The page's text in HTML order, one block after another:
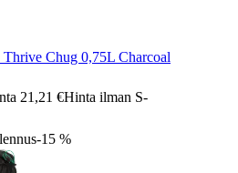
Chug 0,75L Charcoal
21,21 €Hinta ilman S-
-15 %